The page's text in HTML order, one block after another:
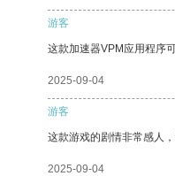
游客
这款加速器VPM应用程序
2025-09-04
游客
这款游戏的剧情非常感人
2025-09-04